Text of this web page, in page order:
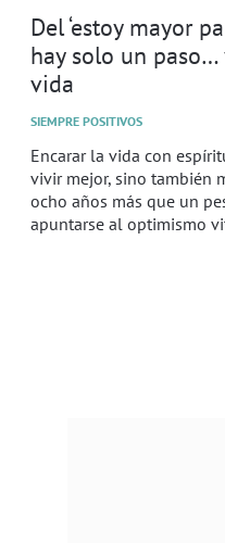
Del ‘estoy mayor
hay solo un paso…
vida
SIEMPRE POSITIVOS
Encarar la vida con
vivir mejor, sino también
ocho años más que un
apuntarse al optimismo